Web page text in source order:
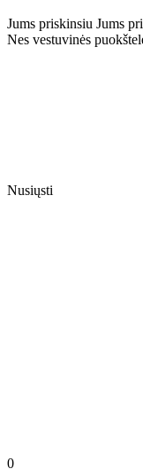
Jums priskinsiu Jums
Nes vestuvinės
Nusiųsti
0